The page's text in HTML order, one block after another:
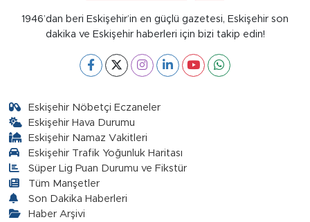
1946’dan beri Eskişehir’in en güçlü gazetesi, Eskişehir son
dakika ve Eskişehir haberleri için bizi takip edin!
Eskişehir Nöbetçi Eczaneler
Eskişehir Hava Durumu
Eskişehir Namaz Vakitleri
Eskişehir Trafik Yoğunluk Haritası
Süper Lig Puan Durumu ve Fikstür
Tüm Manşetler
Son Dakika Haberleri
Haber Arşivi